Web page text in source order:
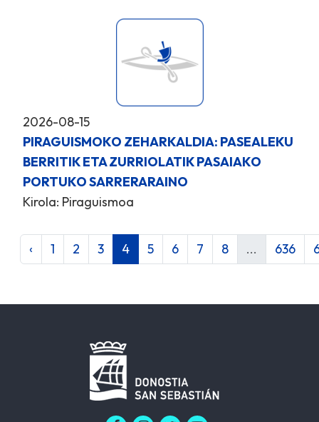
2026-08-15
PIRAGUISMOKO ZEHARKALDIA: PASEALEKU
BERRITIK ETA ZURRIOLATIK PASAIAKO
PORTUKO SARRERARAINO
Kirola: Piraguismoa
‹ 1 2 3 4 5 6 7 8 ... 636